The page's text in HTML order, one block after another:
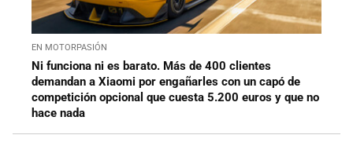
EN MOTORPASIÓN
Ni funciona ni es barato. Más de 400 clientes
demandan a Xiaomi por engañarles con un capó de
competición opcional que cuesta 5.200 euros y que no
hace nada